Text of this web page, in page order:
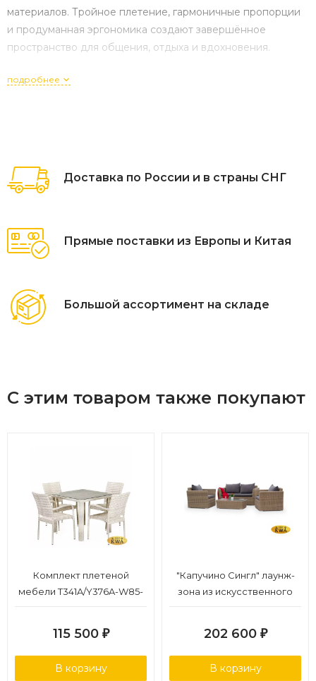
материалов. Тройное плетение, гармоничные пропорции
и продуманная эргономика создают завершённое
пространство для общения, отдыха и вдохновения.
подробнее
Доставка по России и в страны СНГ
Прямые поставки из Европы и Китая
Большой ассортимент на складе
С этим товаром также покупают
Комплект плетеной
мебели T341A/Y376A-W85-
115 500 ₽
В корзину
"Капучино Сингл" лаунж-
зона из искусственного
202 600 ₽
В корзину